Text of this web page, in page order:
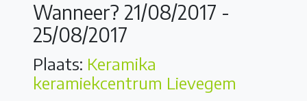
Wanneer? 21/08/2017 -
25/08/2017
Plaats: Keramika
keramiekcentrum Lievegem